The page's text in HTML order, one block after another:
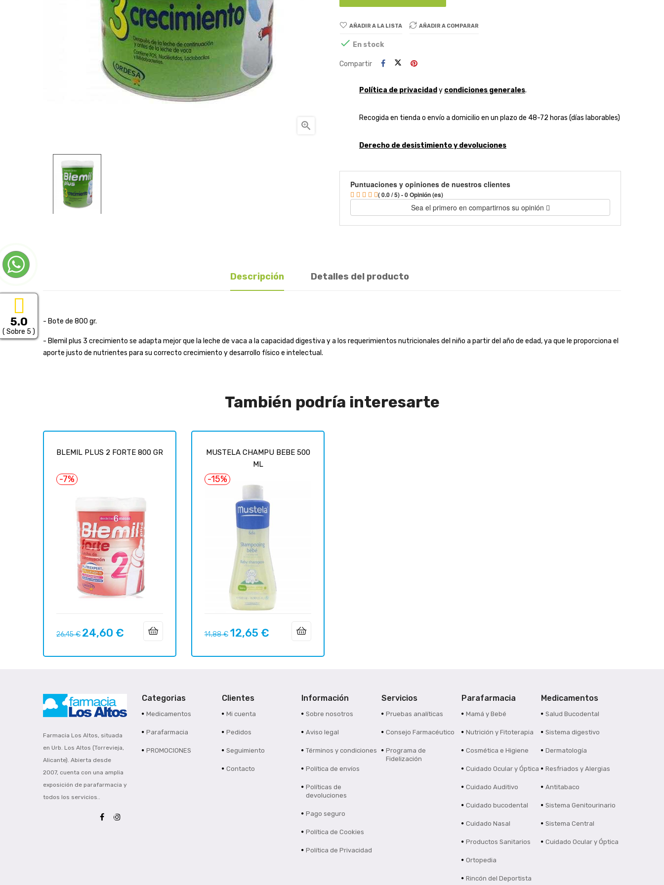

AÑADIR A LA LISTA AÑADIR A COMPARAR
 En stock
Compartir
Política de privacidad y condiciones generales.
Recogida en tienda o envío a domicilio en un plazo de 48-72 horas (días laborables)
Derecho de desistimiento y devoluciones
Puntuaciones y opiniones de nuestros clientes
( 0.0 / 5) - 0 Opinión (es)
Sea el primero en compartirnos su opinión
Descripción Detalles del producto
- Bote de 800 gr.
- Blemil plus 3 crecimiento se adapta mejor que la leche de vaca a la capacidad digestiva y a los requerimientos nutricionales del niño a partir del año de edad, ya que le proporciona el
aporte justo de nutrientes para su correcto crecimiento y desarrollo físico e intelectual.
También podría interesarte
BLEMIL PLUS 2 FORTE 800 GR
-7%
Precio
26,45 € Precio
24,60 €
MUSTELA CHAMPU BEBE 500
ML
-15%
Precio
14,88 € Precio
12,65 €
Farmacia Los Altos, situada
en Urb. Los Altos (Torrevieja,
Alicante). Abierta desde
2007, cuenta con una amplia
exposición de parafarmacia y
todos los servicios..
Categorias
Medicamentos
Parafarmacia
PROMOCIONES
Clientes
Mi cuenta
Pedidos
Seguimiento
Contacto
Información
Sobre nosotros
Aviso legal
Términos y condiciones
Política de envíos
Políticas de
devoluciones
Pago seguro
Política de Cookies
Política de Privacidad
Servicios
Pruebas analíticas
Consejo Farmacéutico
Programa de
Fidelización
Parafarmacia
Mamá y Bebé
Nutrición y Fitoterapia
Cosmética e Higiene
Cuidado Ocular y Óptica
Cuidado Auditivo
Cuidado bucodental
Cuidado Nasal
Productos Sanitarios
Ortopedia
Rincón del Deportista
Medicamentos
Salud Bucodental
Sistema digestivo
Dermatología
Resfriados y Alergias
Antitabaco
Sistema Genitourinario
Sistema Central
Cuidado Ocular y Óptica
5.0
( Sobre 5 )